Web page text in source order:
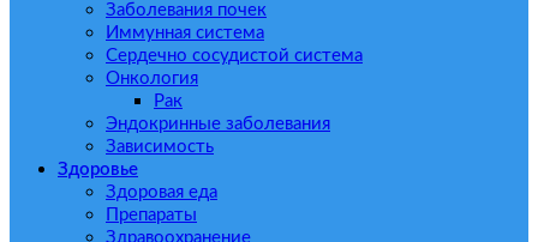
Заболевания почек
Иммунная система
Сердечно сосудистой система
Онкология
Рак
Эндокринные заболевания
Зависимость
Здоровье
Здоровая еда
Препараты
Здравоохранение